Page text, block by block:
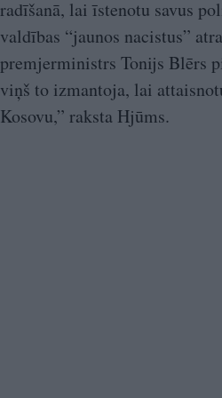
radīšanā, lai īstenotu savus
valdības “jaunos nacistus”
premjerministrs Tonijs Blērs
viņš to izmantoja, lai
Kosovu,” raksta Hjūms.